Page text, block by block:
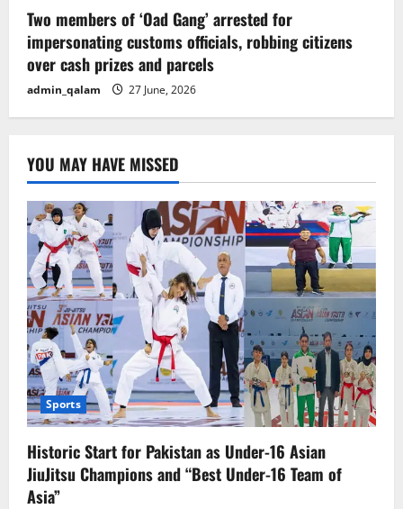
Two members of ‘Oad Gang’ arrested for
impersonating customs officials, robbing citizens
over cash prizes and parcels
admin_qalam 27 June, 2026
YOU MAY HAVE MISSED
Sports
Historic Start for Pakistan as Under-16 Asian
JiuJitsu Champions and “Best Under-16 Team of
Asia”